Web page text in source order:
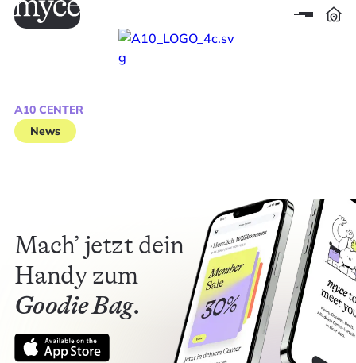
A10 CENTER
News
Mach’ jetzt dein
Handy zum
Goodie Bag.